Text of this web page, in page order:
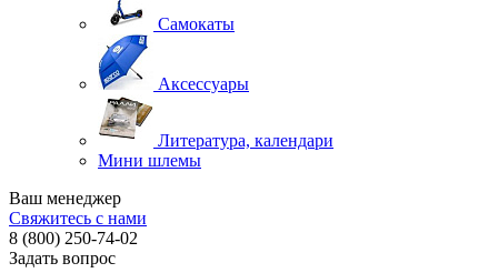
Самокаты
Аксессуары
Литература, календари
Мини шлемы
Ваш менеджер
Свяжитесь с нами
8 (800) 250-74-02
Задать вопрос